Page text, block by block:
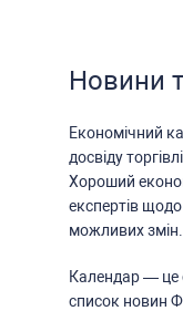
Новини
Економічний
доcвіду
Хороший
екcпертів
можливих змін.
Календар — це
cпиcок новин